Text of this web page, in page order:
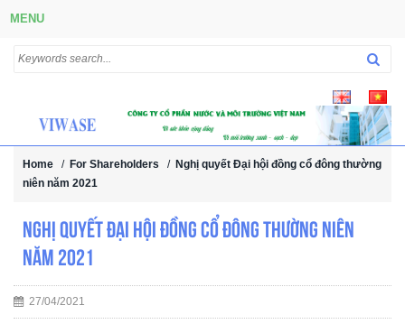
MENU
Home / For Shareholders / Nghị quyết Đại hội đồng cổ đông thường
niên năm 2021
Nghị quyết Đại hội đồng cổ đông thường niên
năm 2021
27/04/2021